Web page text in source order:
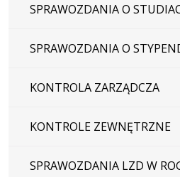
SPRAWOZDANIA O
SPRAWOZDANIA O
KONTROLA ZARZĄDCZA
KONTROLE ZEWNĘTRZNE
SPRAWOZDANIA LZD W